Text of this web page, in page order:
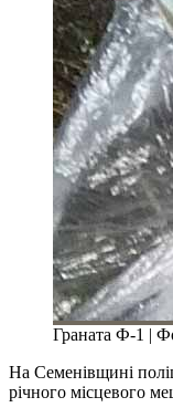
Граната Ф-1 |
На Семенівщині
річного місцевого